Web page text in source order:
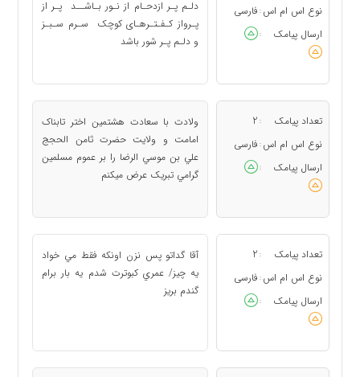
نوع اس ام اس : فارسی
ارسال پیامک
:
دلـم پـر ازدحـام از نـور بـاشــد پـر از
پـرواز کـفـتـرهـاى کوچک سـرم سـبـز
و دلـم پـر شور باشد
تعداد پیامک :
2
نوع اس ام اس : فارسی
ارسال پیامک
:
ولادت با سعادت هشتمين اختر تابناک
امامت و ولايت حضرت ثامن الحجج
علي بن موسي الرضا را بر عموم مسلمين
گرامي تبريک عرض ميکنم
تعداد پیامک :
2
نوع اس ام اس : فارسی
ارسال پیامک
:
آقا گداتو پس نزن اونكه فقط مي خواد
يه چيز/ عمري كبوترت شدم يه بار برام
گندم بريز